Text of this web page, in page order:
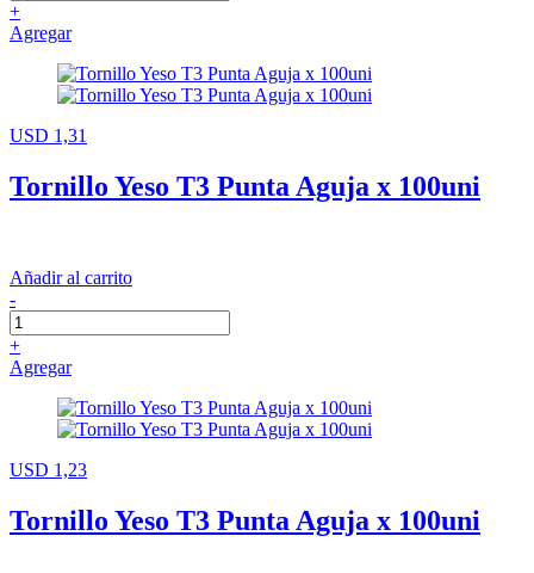
+
Agregar
USD 1,31
Tornillo Yeso T3 Punta Aguja x 100uni
Añadir al carrito
-
+
Agregar
USD 1,23
Tornillo Yeso T3 Punta Aguja x 100uni